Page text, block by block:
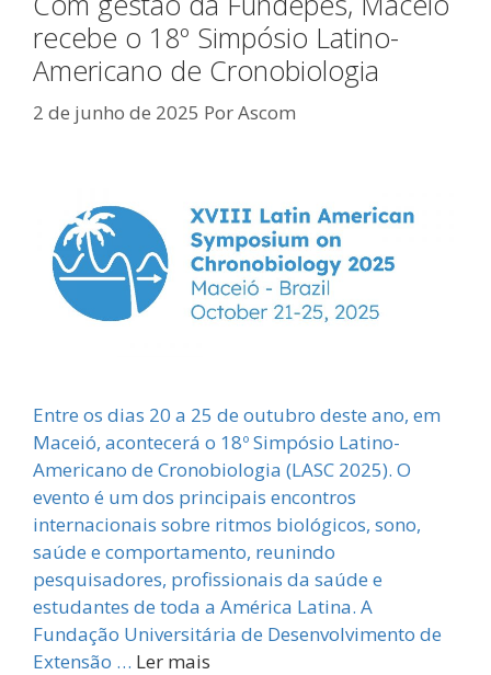
recebe o 18º Simpósio Latino-
Americano de Cronobiologia
2 de junho de 2025 PorAscom
Entre os dias 20 a 25 de outubro deste ano, em
Maceió, acontecerá o 18º Simpósio Latino-
Americano de Cronobiologia (LASC 2025). O
evento é um dos principais encontros
internacionais sobre ritmos biológicos, sono,
saúde e comportamento, reunindo
pesquisadores, profissionais da saúde e
estudantes de toda a América Latina. A
Fundação Universitária de Desenvolvimento de
Extensão … Ler mais